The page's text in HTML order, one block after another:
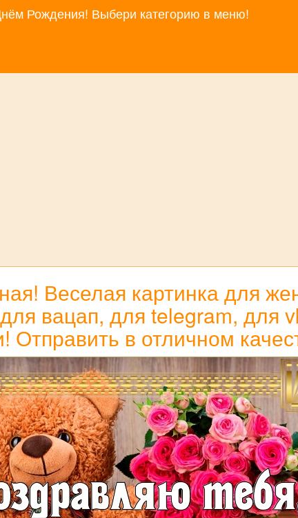
Рождения! Выбери категорию в меню!
Веселая картинка для
вацап, для telegram, для
Отправить в отличном